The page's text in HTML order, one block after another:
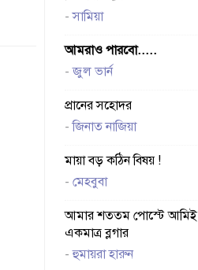
-সামিয়া
আমরাও পারবো.....
-জুল ভার্ন
প্রানের সহোদর
-জিনাত নাজিয়া
মায়া বড় কঠিন বিষয় !
- মেহবুবা
আমার শততম পোস্টে আমিই
একমাত্র ব্লগার
-হুমায়রা হারুন